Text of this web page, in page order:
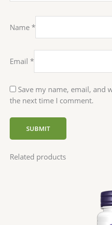
Name *
Email *
Save my name, email, and
the next time I comment.
Related products